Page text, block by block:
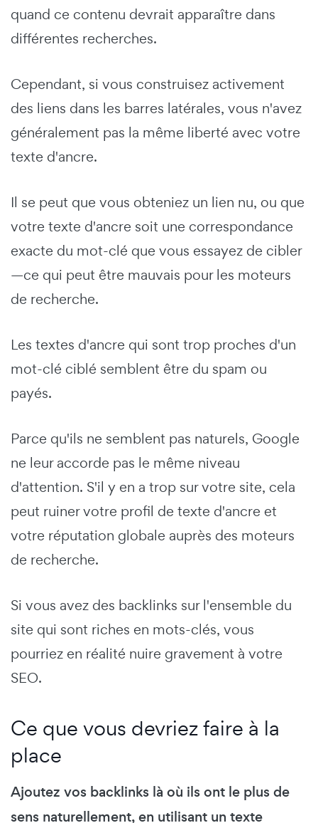
quand ce contenu devrait apparaître dans
différentes recherches.
Cependant, si vous construisez activement
des liens dans les barres latérales, vous n'avez
généralement pas la même liberté avec votre
texte d'ancre.
Il se peut que vous obteniez un lien nu, ou que
votre texte d'ancre soit une correspondance
exacte du mot-clé que vous essayez de cibler
—ce qui peut être mauvais pour les moteurs
de recherche.
Les textes d'ancre qui sont trop proches d'un
mot-clé ciblé semblent être du spam ou
payés.
Parce qu'ils ne semblent pas naturels, Google
ne leur accorde pas le même niveau
d'attention. S'il y en a trop sur votre site, cela
peut ruiner votre profil de texte d'ancre et
votre réputation globale auprès des moteurs
de recherche.
Si vous avez des backlinks sur l'ensemble du
site qui sont riches en mots-clés, vous
pourriez en réalité nuire gravement à votre
SEO.
Ce que vous devriez faire à la
place
Ajoutez vos backlinks là où ils ont le plus de
sens naturellement, en utilisant un texte